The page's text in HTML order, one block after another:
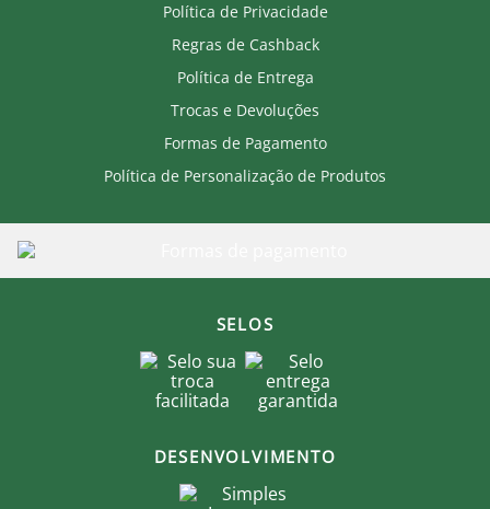
Política de Privacidade
Regras de Cashback
Política de Entrega
Trocas e Devoluções
Formas de Pagamento
Política de Personalização de Produtos
SELOS
DESENVOLVIMENTO